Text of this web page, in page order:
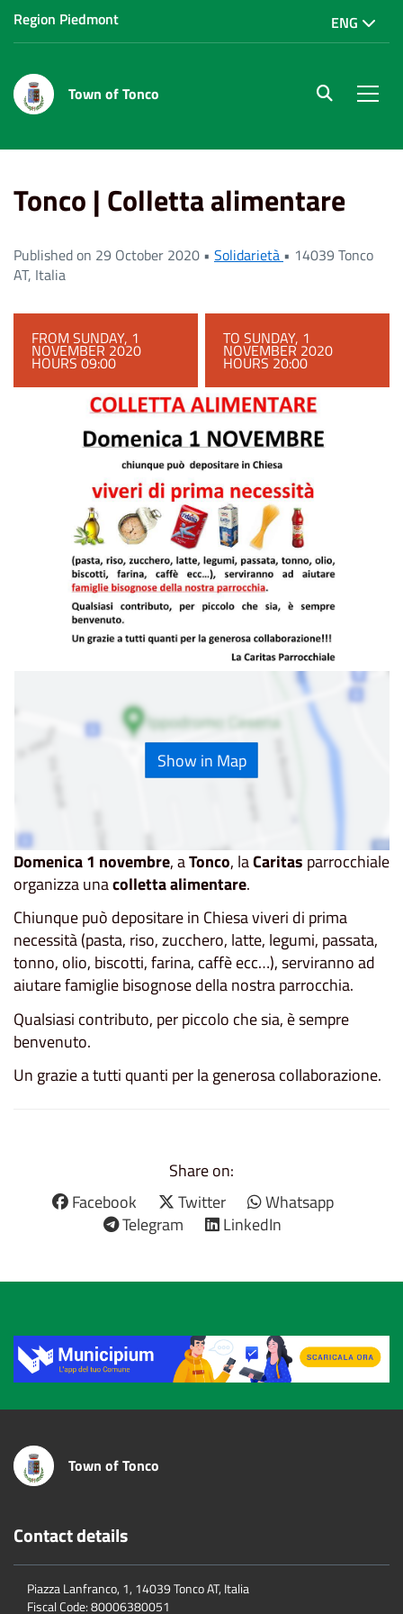
Region Piedmont ENG
Town of Tonco site.searc
Tonco | Colletta alimentare
Published on 29 October 2020 • Solidarietà • 14039 Tonco
AT, Italia
FROM SUNDAY, 1
NOVEMBER 2020
HOURS 09:00
TO SUNDAY, 1
NOVEMBER 2020
HOURS 20:00
Show in Map
Domenica 1 novembre, aTonco, laCaritas parrocchiale
organizza unacolletta alimentare.
Chiunque può depositare in Chiesa viveri di prima
necessità (pasta, riso, zucchero, latte, legumi, passata,
tonno, olio, biscotti, farina, caffè ecc…), serviranno ad
aiutare famiglie bisognose della nostra parrocchia.
Qualsiasi contributo, per piccolo che sia, è sempre
benvenuto.
Un grazie a tutti quanti per la generosa collaborazione.
Share on:
Facebook
Twitter
Whatsapp
Telegram
LinkedIn
Title
Town of Tonco
Contact details
Piazza Lanfranco, 1, 14039 Tonco AT, Italia
Fiscal Code:80006380051